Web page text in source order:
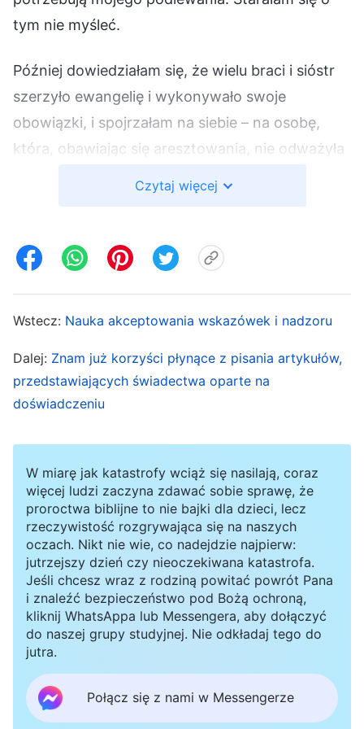
tym nie myśleć.
Później dowiedziałam się, że wielu braci i sióstr
szerzyło ewangelię i wykonywało swoje
obowiązki, i spojrzałam na siebie – na osobę,
która, obawiając się aresztowania, nie odważyła
wielkiej udręki? Im więcej o tym myślałam, tym
Obecnie prowadzę żałosne życie, aby uniknąć
aresztowania przez policję, i w czasie, gdy
trzeba szerzyć ewangelię, nie staję na wysokości
zadania i brakuje mi jakiegokolwiek świadectwa.
jest wasza lojalność i podporządkowanie w tej
chwili, wasza miłość i świadectwo dawane
teraz. Nawet jeśli w tym momencie nie wiecie,
czym jest świadectwo lub czym jest miłość,
powinniście przynieść Mi wszystko, co macie, i
oddać Mi jedyne posiadane przez was skarby:
waszą lojalność i podporządkowanie.
pokonałem szatana tkwi w lojalności i
podporządkowaniu człowieka, podobnie jak
Czytaj więcej
Wstecz: Nauka akceptowania wskazówek i nadzoru
Dalej: Znam już korzyści płynące z pisania artykułów,
przedstawiających świadectwa oparte na
doświadczeniu
W miarę jak katastrofy wciąż się nasilają, coraz
więcej ludzi zaczyna zdawać sobie sprawę, że
proroctwa biblijne to nie bajki dla dzieci, lecz
rzeczywistość rozgrywająca się na naszych
oczach. Nikt nie wie, co nadejdzie najpierw:
jutrzejszy dzień czy nieoczekiwana katastrofa.
Jeśli chcesz wraz z rodziną powitać powrót Pana
i znaleźć bezpieczeństwo pod Bożą ochroną,
kliknij WhatsAppa lub Messengera, aby dołączyć
do naszej grupy studyjnej. Nie odkładaj tego do
jutra.
Połącz się z nami w Messengerze